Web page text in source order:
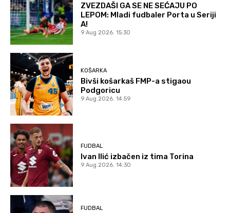
ZVEZDAŠI GA SE NE SEĆAJU PO
LEPOM: Mladi fudbaler Porta u Seriji
A!
9 Aug 2026. 15:30
KOŠARKA
Bivši košarkaš FMP-a stigaou
Podgoricu
9 Aug 2026. 14:59
FUDBAL
Ivan Ilić izbačen iz tima Torina
9 Aug 2026. 14:30
FUDBAL